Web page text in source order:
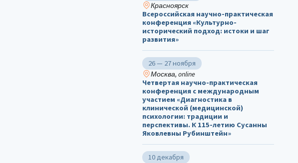
Красноярск
Всероссийская научно-практическая
конференция «Культурно-
исторический подход: истоки и шаг
развития»
26 — 27 ноября
Москва, online
Четвертая научно-практическая
конференция с международным
участием «Диагностика в
клинической (медицинской)
психологии: традиции и
перспективы. К 115-летию Сусанны
Яковлевны Рубинштейн»
10 декабря